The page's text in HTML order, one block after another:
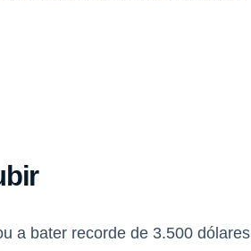
a bater recorde de 3.500 dólares